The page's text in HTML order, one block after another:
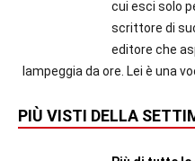
cui esci solo
scrittore di
editore che
lampeggia da ore. Lei è una
PIÙ VISTI DELLA